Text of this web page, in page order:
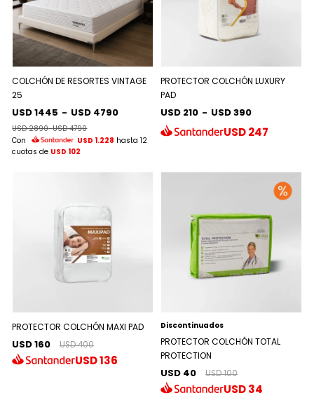
COLCHÓN DE RESORTES VINTAGE
25
USD 1445 - USD 4790
USD 2890-USD 4790
Con
USD 1.228 hasta 12
cuotas de USD 102
PROTECTOR COLCHÓN LUXURY
PAD
USD 210 - USD 390
USD247
PROTECTOR COLCHÓN MAXI PAD
USD 160 USD 400
USD136
Discontinuados
PROTECTOR COLCHÓN TOTAL
PROTECTION
USD 40 USD 100
USD34